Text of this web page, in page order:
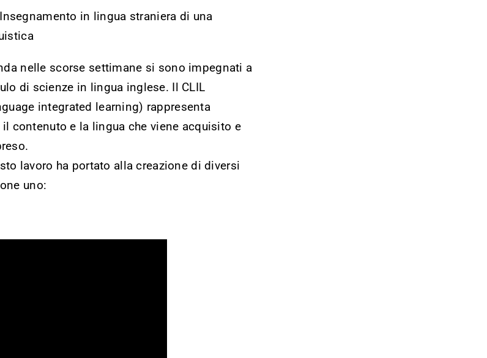
in lingua straniera di una
nelle scorse settimane si sono impegnati a
di scienze in lingua inglese. Il CLIL
integrated learning) rappresenta
il contenuto e la lingua che viene acquisito e
lavoro ha portato alla creazione di diversi
uno: